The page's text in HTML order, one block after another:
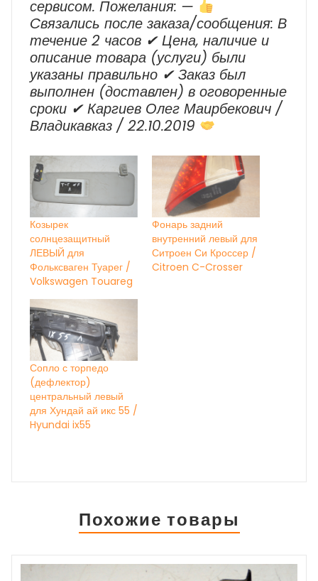
сервисом. Пожелания: —
Cвязались после заказа/сообщения: В
течение 2 часов ✔ Цена, наличие и
описание товара (услуги) были
указаны правильно ✔ Заказ был
выполнен (доставлен) в оговоренные
сроки ✔ Каргиев Олег Маирбекович /
Владикавказ / 22.10.2019
Козырек
солнцезащитный
ЛЕВЫЙ для
Фольксваген Туарег /
Volkswagen Touareg
Фонарь задний
внутренний левый для
Ситроен Си Кроссер /
Citroen C-Crosser
Сопло с торпедо
(дефлектор)
центральный левый
для Хундай ай икс 55 /
Hyundai ix55
Похожие товары